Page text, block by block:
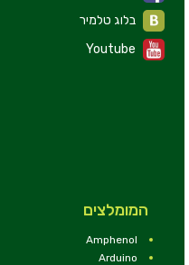
Youtube
המומלצים
Amphenol
Arduino